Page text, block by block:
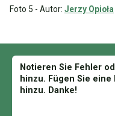
Foto 5 - Autor: Jerzy Opioła